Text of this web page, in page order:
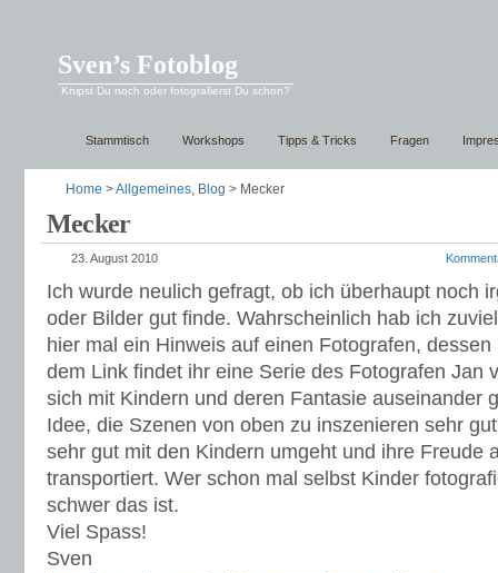
Sven’s Fotoblog
Knipst Du noch oder fotografierst Du schon?
Stammtisch Workshops Tipps & Tricks Fragen
Home >Allgemeines, Blog > Mecker
Mecker
23. August 2010
Ich wurde neulich gefragt, ob ich überhaupt noch
oder Bilder gut finde. Wahrscheinlich hab ich
hier mal ein Hinweis auf einen Fotografen,
dem Link findet ihr eine Serie des Fotografen Jan
sich mit Kindern und deren Fantasie auseinander
Idee, die Szenen von oben zu inszenieren sehr
sehr gut mit den Kindern umgeht und ihre Freude
transportiert. Wer schon mal selbst Kinder
schwer das ist.
Viel Spass!
Sven